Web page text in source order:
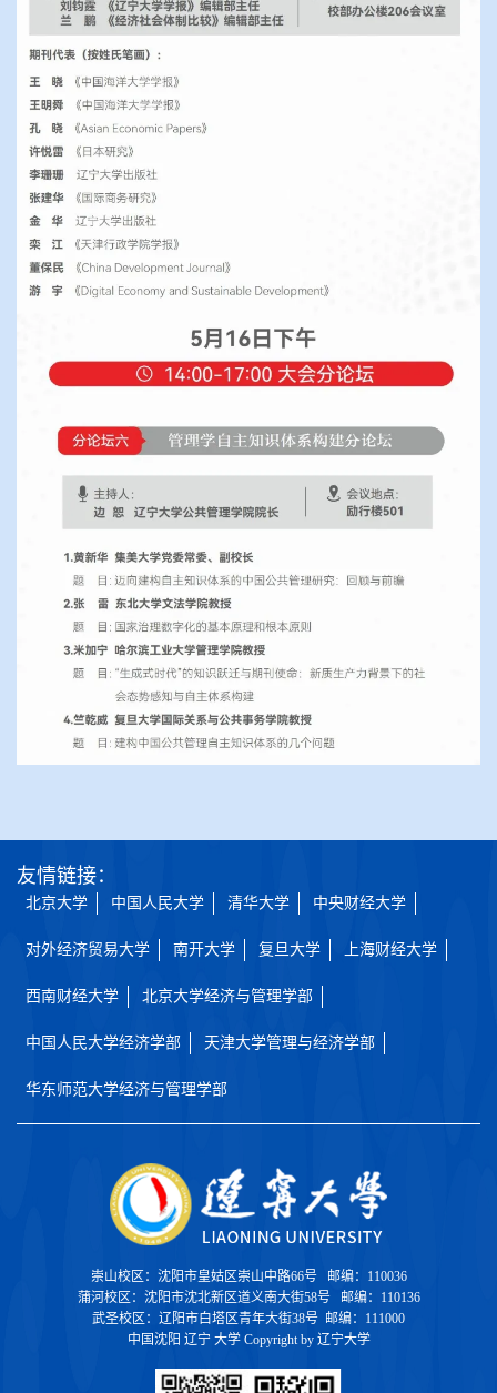
友情链接：
北京大学 中国人民大学 清华大学 中央财经大学
对外经济贸易大学 南开大学 复旦大学 上海财经大学
西南财经大学 北京大学经济与管理学部
中国人民大学经济学部 天津大学管理与经济学部
华东师范大学经济与管理学部
崇山校区：沈阳市皇姑区崇山中路66号 邮编：110036
蒲河校区：沈阳市沈北新区道义南大街58号 邮编：110136
武圣校区：辽阳市白塔区青年大街38号 邮编：111000
中国沈阳 辽宁 大学 Copyright by 辽宁大学